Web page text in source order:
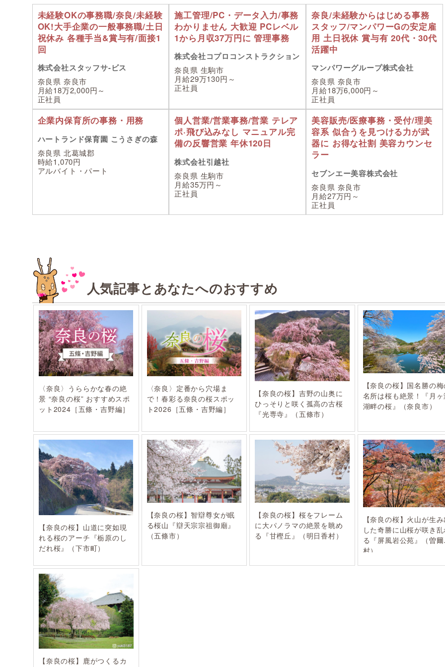
未経験OKの事務職/奈良/未経験
OK!大手企業の一般事務職/土日
祝休み 各種手当&賞与有/面接1
回
株式会社スタッフサ-ビス
奈良県 奈良市
月給18万2,000円～
正社員
施工管理/PC・データ入力/事務
わかりません 大歓迎 PCレベル
1から月収37万円に 管理事務
株式会社コプロコンストラクション
奈良県 生駒市
月給29万130円～
正社員
奈良/未経験からはじめる事務
スタッフ/マンパワーGの安定雇
用 土日祝休 賞与有 20代・30代
活躍中
マンパワーグループ株式会社
奈良県 奈良市
月給18万6,000円～
正社員
企業内保育所の事務・用務
ハートランド保育園 こうさぎの森
奈良県 北葛城郡
時給1,070円
アルバイト・パート
個人営業/営業事務/営業 テレア
ポ·飛び込みなし マニュアル完
備の反響営業 年休120日
株式会社引越社
奈良県 生駒市
月給35万円～
正社員
美容販売/医療事務・受付/理美
容系 似合うを見つける力が武
器に お得な社割 美容カウンセ
ラー
セブンエー美容株式会社
奈良県 奈良市
月給27万円～
正社員
人気記事とあなたへのおすすめ
〈奈良〉うららかな春の絶
景 “奈良の桜” おすすめスポ
ット2024［五條・吉野編］
〈奈良〉定番から穴場ま
で！春彩る奈良の桜スポッ
ト2026［五條・吉野編］
【奈良の桜】吉野の山奥に
ひっそりと咲く孤高の古桜
『光専寺』（五條市）
【奈良の桜】国名勝の
名所は桜も絶景！『月
湖畔の桜』（奈良市）
【奈良の桜】山道に突如現
れる桜のアーチ『栃原のし
だれ桜』（下市町）
【奈良の桜】智辯尊女が眠
る桜山『辯天宗宗祖御廟』
（五條市）
【奈良の桜】桜をフレーム
に大パノラマの絶景を眺め
る『甘樫丘』（明日香村）
【奈良の桜】火山が生
した奇勝に山桜が咲き
る『屏風岩公苑』（曽爾
村）
【奈良の桜】鹿がつくるカ